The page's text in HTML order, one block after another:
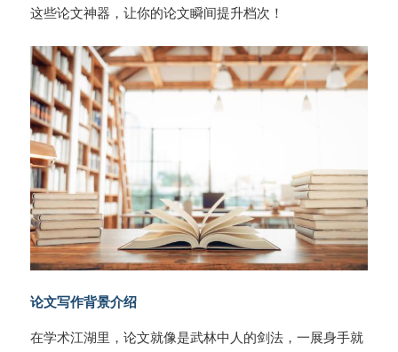
这些论文神器，让你的论文瞬间提升档次！
论文写作背景介绍
在学术江湖里，论文就像是武林中人的剑法，一展身手就